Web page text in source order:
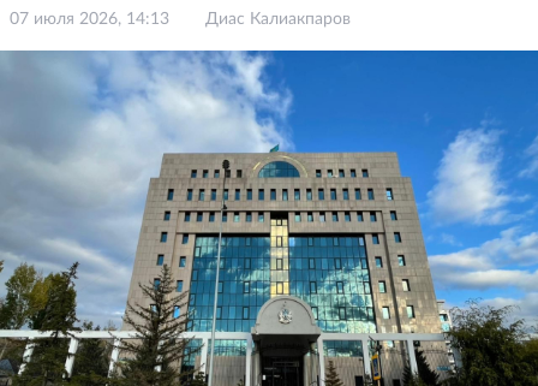
07 июля 2026, 14:13 Диас Калиакпаров